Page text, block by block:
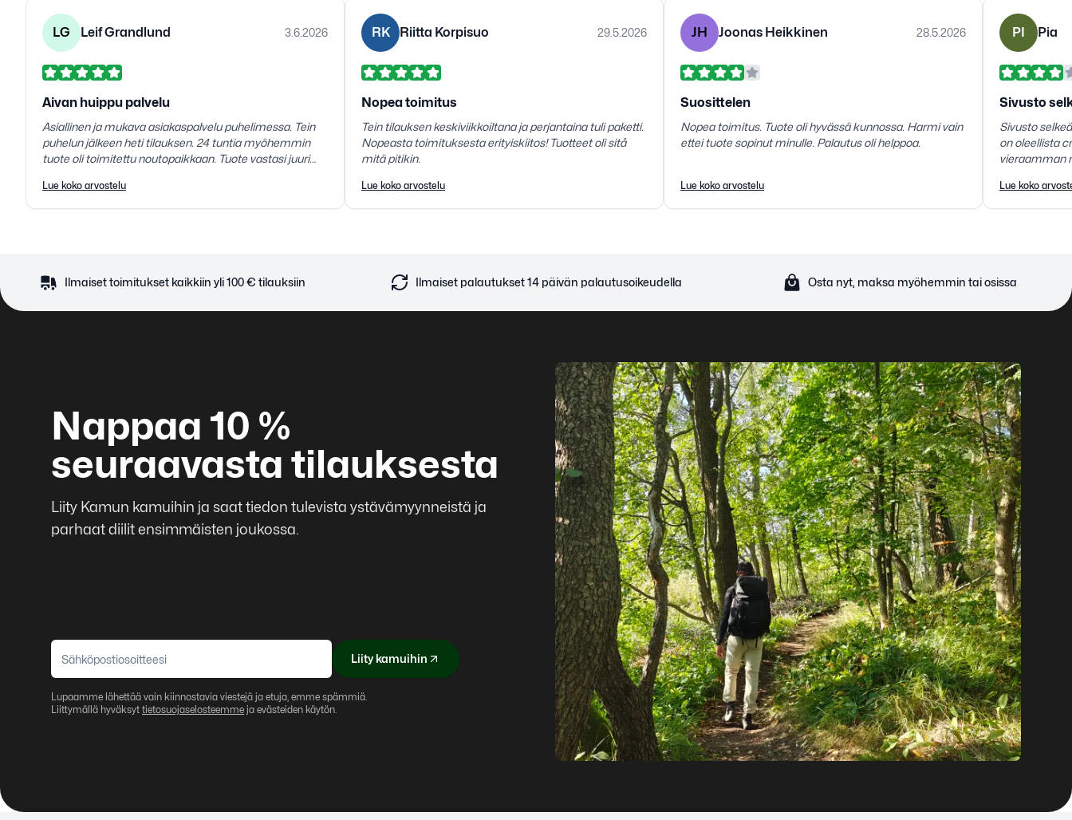
LG Leif Grandlund 3.6.2026
Aivan huippu palvelu
Asiallinen ja mukava asiakaspalvelu puhelimessa. Tein
puhelun jälkeen heti tilauksen. 24 tuntia myöhemmin
tuote oli toimitettu noutopaikkaan. Tuote vastasi juuri
toimintaanne.
Lue koko arvostelu
RK Riitta Korpisuo 29.5.2026
Nopea toimitus
Tein tilauksen keskiviikkoiltana ja perjantaina tuli paketti.
Nopeasta toimituksesta erityiskiitos! Tuotteet oli sitå
mitä pitikin.
Lue koko arvostelu
JH Joonas Heikkinen 28.5.2026
Suosittelen
Nopea toimitus. Tuote oli hyvässä kunnossa. Harmi vain
ettei tuote sopinut minulle. Palautus oli helppoa.
Lue koko arvostelu
PI Pia
Sivusto
Sivusto
on oleellista
vieraamman
Lue koko
Ilmaiset toimitukset kaikkiin yli 100 € tilauksiin Ilmaiset palautukset 14 päivän palautusoikeudella Osta nyt, maksa myöhemmin tai osissa
Nappaa 10 %
seuraavasta tilauksesta
Liity Kamun kamuihin ja saat tiedon tulevista ystävämyynneistä ja
parhaat diilit ensimmäisten joukossa.
Liity kamuihin
Lupaamme lähettää vain kiinnostavia viestejä ja etuja, emme spämmiä.
Liittymällä hyväksyt tietosuojaselosteemme ja evästeiden käytön.